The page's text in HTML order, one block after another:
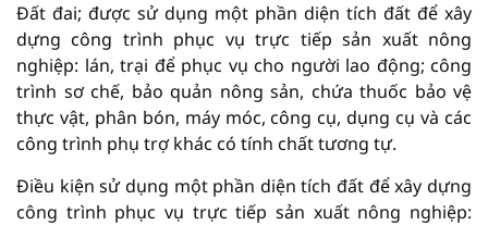
Đất đai; được sử dụng một phần diện tích đất để xây
dựng công trình phục vụ trực tiếp sản xuất nông
nghiệp: lán, trại để phục vụ cho người lao động; công
trình sơ chế, bảo quản nông sản, chứa thuốc bảo vệ
thực vật, phân bón, máy móc, công cụ, dụng cụ và các
công trình phụ trợ khác có tính chất tương tự.
Điều kiện sử dụng một phần diện tích đất để xây dựng
công trình phục vụ trực tiếp sản xuất nông nghiệp: